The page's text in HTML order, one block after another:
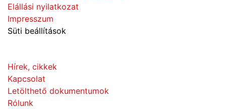
Elállási nyilatkozat
Impresszum
Süti beállítások
Hírek, cikkek
Kapcsolat
Letölthető dokumentumok
Rólunk